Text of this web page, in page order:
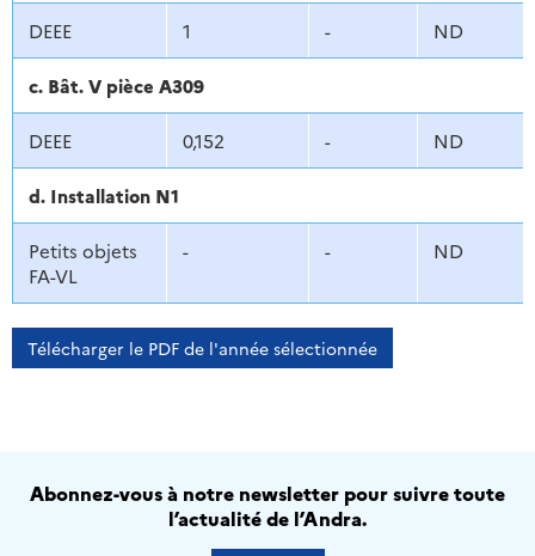
DEEE 1 - ND
c. Bât. V pièce A309
DEEE 0,152 - ND
d. Installation N1
Petits objets
FA-VL
- - ND
Télécharger le PDF de l'année sélectionnée
Abonnez-vous à notre newsletter pour suivre toute
l’actualité de l’Andra.